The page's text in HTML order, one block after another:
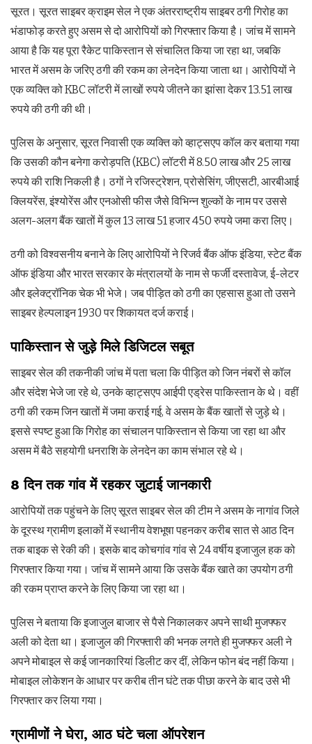
सूरत। सूरत साइबर क्राइम सेल ने एक अंतरराष्ट्रीय साइबर ठगी गिरोह का
भंडाफोड़ करते हुए असम से दो आरोपियों को गिरफ्तार किया है। जांच में सामने
आया है कि यह पूरा रैकेट पाकिस्तान से संचालित किया जा रहा था, जबकि
भारत में असम के जरिए ठगी की रकम का लेनदेन किया जाता था। आरोपियों ने
एक व्यक्ति को KBC लॉटरी में लाखों रुपये जीतने का झांसा देकर 13.51 लाख
रुपये की ठगी की थी।
पुलिस के अनुसार, सूरत निवासी एक व्यक्ति को व्हाट्सएप कॉल कर बताया गया
कि उसकी कौन बनेगा करोड़पति (KBC) लॉटरी में 8.50 लाख और 25 लाख
रुपये की राशि निकली है। ठगों ने रजिस्ट्रेशन, प्रोसेसिंग, जीएसटी, आरबीआई
क्लियरेंस, इंश्योरेंस और एनओसी फीस जैसे विभिन्न शुल्कों के नाम पर उससे
अलग-अलग बैंक खातों में कुल 13 लाख 51 हजार 450 रुपये जमा करा लिए।
ठगी को विश्वसनीय बनाने के लिए आरोपियों ने रिजर्व बैंक ऑफ इंडिया, स्टेट बैंक
ऑफ इंडिया और भारत सरकार के मंत्रालयों के नाम से फर्जी दस्तावेज, ई-लेटर
और इलेक्ट्रॉनिक चेक भी भेजे। जब पीड़ित को ठगी का एहसास हुआ तो उसने
साइबर हेल्पलाइन 1930 पर शिकायत दर्ज कराई।
पाकिस्तान से जुड़े मिले डिजिटल सबूत
साइबर सेल की तकनीकी जांच में पता चला कि पीड़ित को जिन नंबरों से कॉल
और संदेश भेजे जा रहे थे, उनके व्हाट्सएप आईपी एड्रेस पाकिस्तान के थे। वहीं
ठगी की रकम जिन खातों में जमा कराई गई, वे असम के बैंक खातों से जुड़े थे।
इससे स्पष्ट हुआ कि गिरोह का संचालन पाकिस्तान से किया जा रहा था और
असम में बैठे सहयोगी धनराशि के लेनदेन का काम संभाल रहे थे।
8 दिन तक गांव में रहकर जुटाई जानकारी
आरोपियों तक पहुंचने के लिए सूरत साइबर सेल की टीम ने असम के नागांव जिले
के दूरस्थ ग्रामीण इलाकों में स्थानीय वेशभूषा पहनकर करीब सात से आठ दिन
तक बाइक से रेकी की। इसके बाद कोचगांव गांव से 24 वर्षीय इजाजुल हक को
गिरफ्तार किया गया। जांच में सामने आया कि उसके बैंक खाते का उपयोग ठगी
की रकम प्राप्त करने के लिए किया जा रहा था।
पुलिस ने बताया कि इजाजुल बाजार से पैसे निकालकर अपने साथी मुजफ्फर
अली को देता था। इजाजुल की गिरफ्तारी की भनक लगते ही मुजफ्फर अली ने
अपने मोबाइल से कई जानकारियां डिलीट कर दीं, लेकिन फोन बंद नहीं किया।
मोबाइल लोकेशन के आधार पर करीब तीन घंटे तक पीछा करने के बाद उसे भी
गिरफ्तार कर लिया गया।
ग्रामीणों ने घेरा, आठ घंटे चला ऑपरेशन